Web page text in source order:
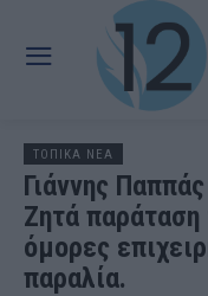
ΤΟΠΙΚΑ ΝΕΑ
Γιάννης
Ζητά
όμορες
παραλία.